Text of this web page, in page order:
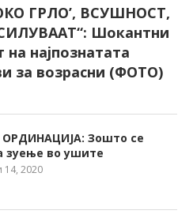
ГРЛО’, ВСУШНОСТ,
Шокантни
најпознатата
за возрасни (ФОТО)
Зошто се
зуење во ушите
14, 2020